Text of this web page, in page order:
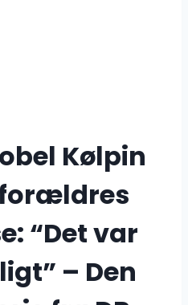
Kølpin
“Det var
– Den